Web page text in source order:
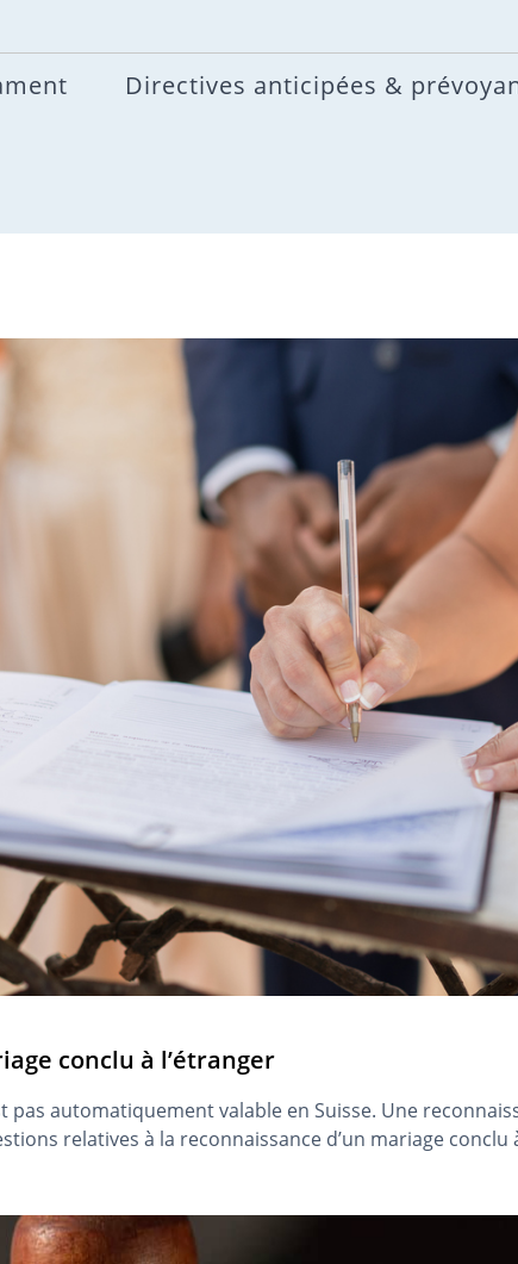
Directives anticipées &
conclu à l’étranger
pas automatiquement valable en Suisse. Une
relatives à la reconnaissance d’un mariage conclu